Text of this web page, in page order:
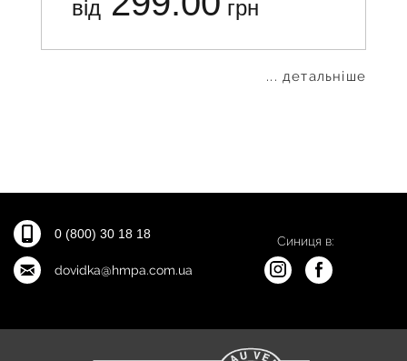
від грн
... детальніше
0 (800) 30 18 18
dovidka@hmpa.com.ua
Синиця в: